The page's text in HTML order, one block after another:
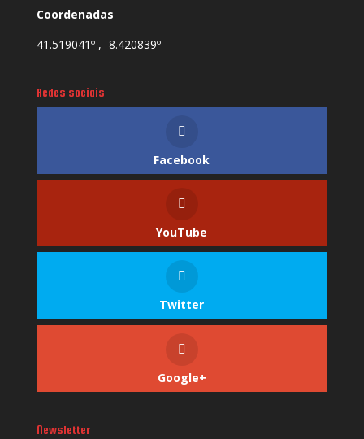
Coordenadas
41.519041º , -8.420839º
Redes sociais
Facebook
YouTube
Twitter
Google+
Newsletter